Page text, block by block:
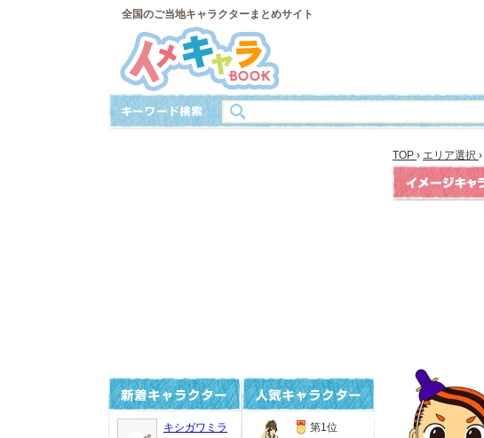
全国のご当地キャラクターまとめサイト
キシガワミラ
第1位
TOP › エリア選択 ›